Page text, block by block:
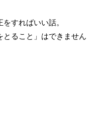
すればいい話。
ること」はできません